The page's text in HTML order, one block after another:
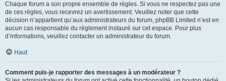
Chaque forum a son propre ensemble de règles. Si vous ne respectez pas une
de ces règles, vous recevrez un avertissement. Veuillez noter que cette
décision n’appartient qu’aux administrateurs du forum, phpBB Limited n’est en
aucun cas responsable du règlement instauré sur cet espace. Pour plus
d’informations, veuillez contacter un administrateur du forum.
Haut
Comment puis-je rapporter des messages à un modérateur ?